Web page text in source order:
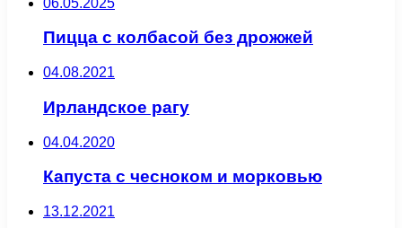
Пицца с колбасой без дрожжей
04.08.2021
Ирландское рагу
04.04.2020
Капуста с чесноком и морковью
13.12.2021